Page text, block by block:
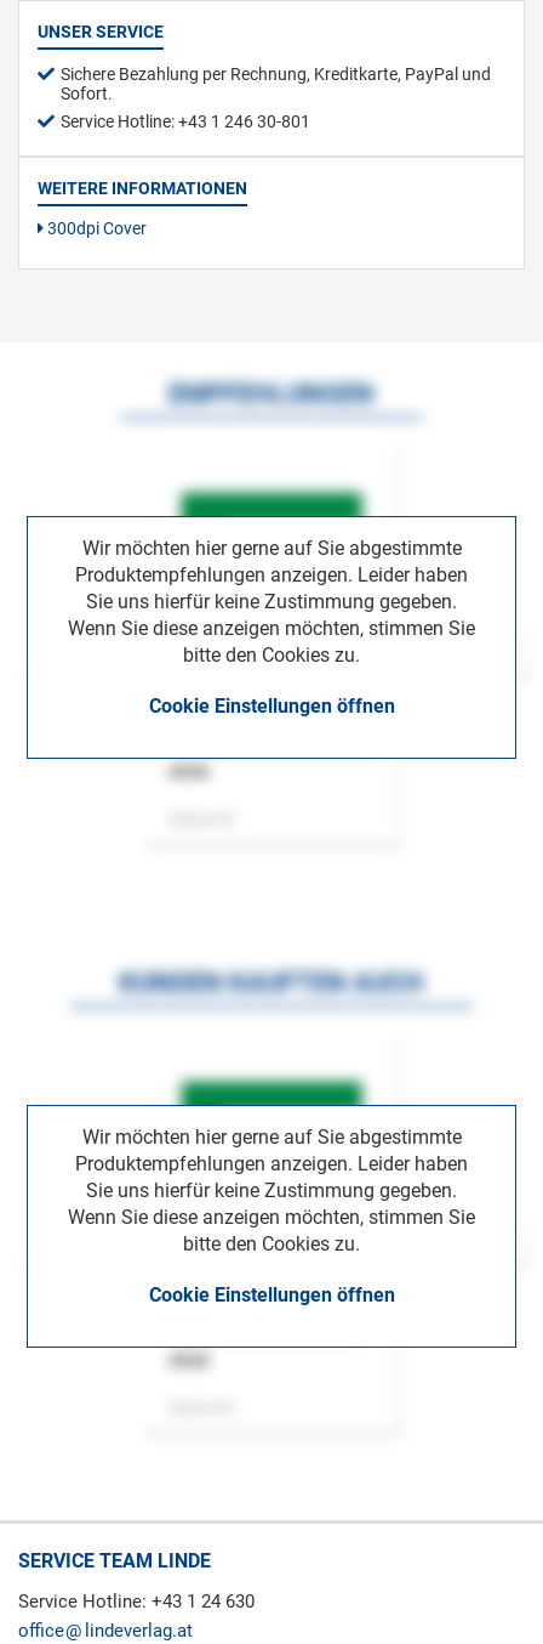
UNSER SERVICE
Sichere Bezahlung per Rechnung, Kreditkarte, PayPal und
Sofort.
Service Hotline: +43 1 246 30-801
WEITERE INFORMATIONEN
300dpi Cover
Wir möchten hier gerne auf Sie abgestimmte
Produktempfehlungen anzeigen. Leider haben
Sie uns hierfür keine Zustimmung gegeben.
Wenn Sie diese anzeigen möchten, stimmen Sie
bitte den Cookies zu.
Cookie Einstellungen öffnen
EMPFEHLUNGEN
Wir möchten hier gerne auf Sie abgestimmte
Produktempfehlungen anzeigen. Leider haben
Sie uns hierfür keine Zustimmung gegeben.
Wenn Sie diese anzeigen möchten, stimmen Sie
bitte den Cookies zu.
Cookie Einstellungen öffnen
KUNDEN KAUFTEN AUCH
SERVICE TEAM LINDE
Service Hotline: +43 1 24 630
office
lindeverlag.at